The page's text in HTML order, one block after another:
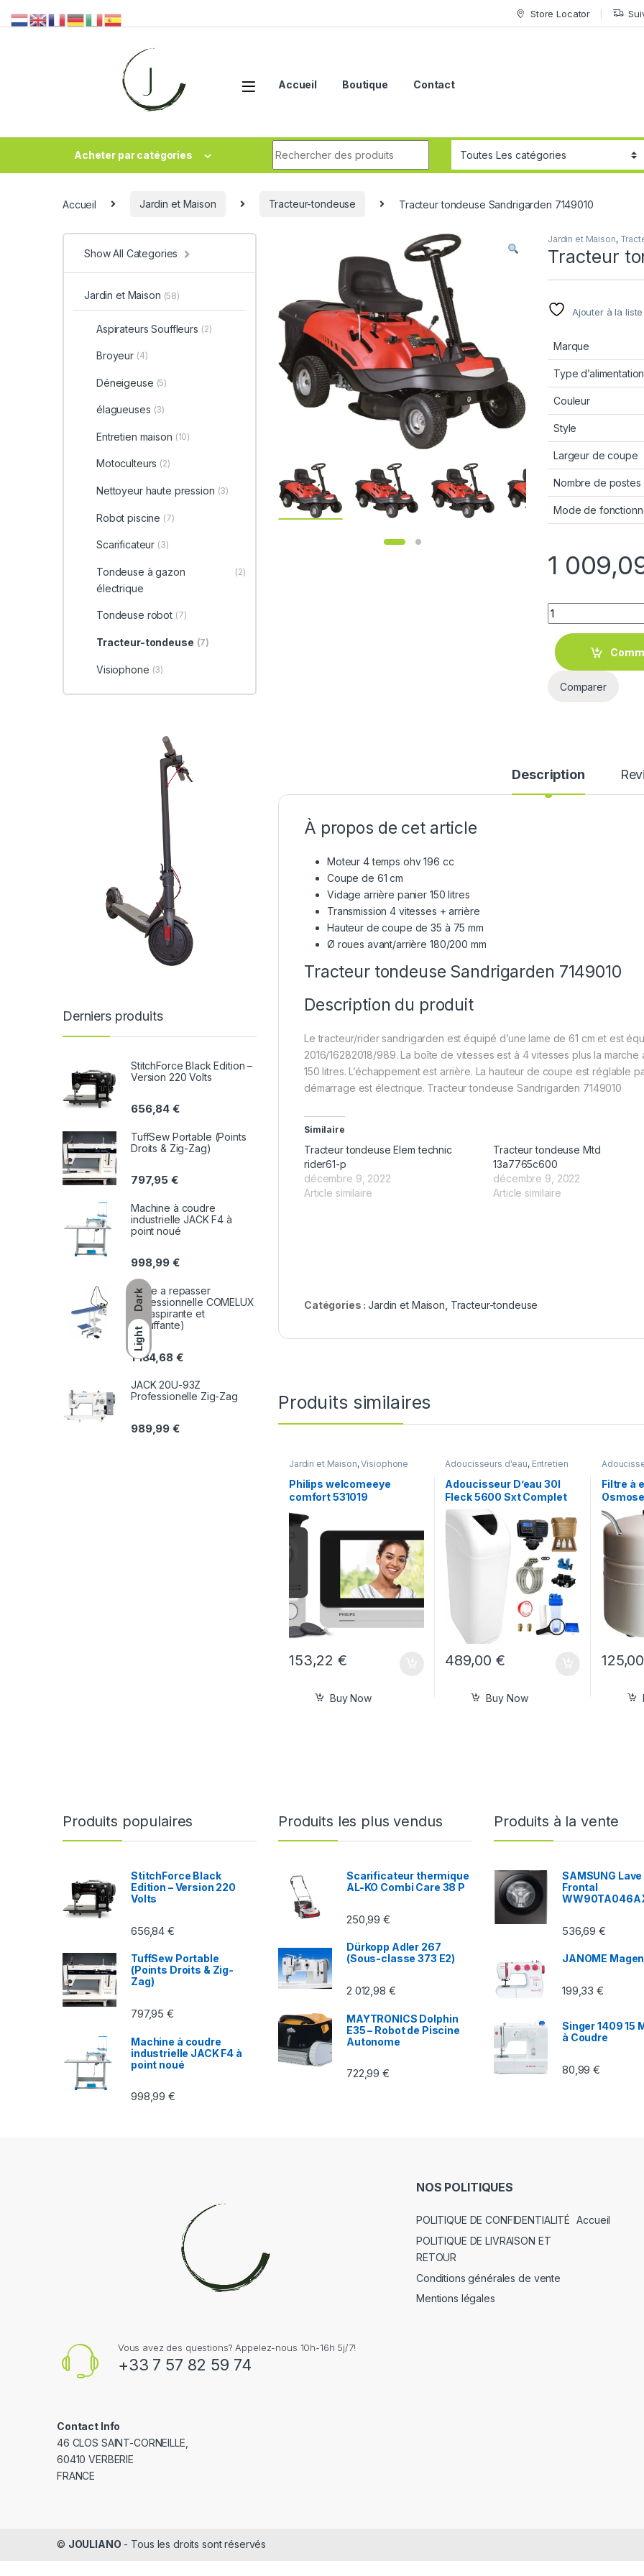
Dark
Light
Store Locator
Accueil Boutique Contact
Acheter par catégories
Accueil Jardin et Maison Tracteur-tondeuse Tracteur tondeuse Sandrigarden 7149010
Jardin et Maison,
Tracteur
Ajouter à la liste
Marque
Type d’alimentation
Couleur
Style
Largeur de coupe
Nombre de postes
Mode de
1
Quantity
Comparer
Description
À propos de cet article
Moteur 4 temps ohv 196 cc
Coupe de 61 cm
Vidage arrière panier 150 litres
Transmission 4 vitesses + arrière
Hauteur de coupe de 35 à 75 mm
Ø roues avant/arrière 180/200 mm
Tracteur tondeuse Sandrigarden 7149010
Description du produit
Le tracteur/rider sandrigarden est équipé d’une lame de 61 cm et est
2016/16282018/989. La boîte de vitesses est à 4 vitesses plus la
150 litres. L’échappement est arrière. La hauteur de coupe est réglable
démarrage est électrique. Tracteur tondeuse Sandrigarden 7149010
Similaire
Tracteur tondeuse Elem technic
rider61-p
décembre 9, 2022
Article similaire
Tracteur tondeuse Mtd
13a7765c600
décembre 9, 2022
Article similaire
Catégories :Jardin et Maison Tracteur-tondeuse
Produits similaires
Jardin et Maison,Visiophone
Philips welcomeeye
comfort 531019
Visiophone
153,22€
Buy Now
Adoucisseurs d'eau, Entretien
Adoucisseur D’eau 30l
Fleck 5600 Sxt Complet
489,00 €
Buy Now
Filtre à
Show All Categories
Jardin et Maison (58)
Aspirateurs Souffleurs (2)
Broyeur (4)
Déneigeuse (5)
élagueuses (3)
Entretien maison (10)
Motoculteurs (2)
Nettoyeur haute pression (3)
Robot piscine (7)
Scarificateur (3)
Tondeuse à gazon
électrique
(2)
Tondeuse robot (7)
Tracteur-tondeuse (7)
Visiophone (3)
Derniers produits
StitchForce Black Edition –
Version 220 Volts
656,84€
TuffSew Portable (Points
Droits & Zig-Zag)
797,95€
Machine à coudre
industrielle JACK F4 à
point noué
998,99€
Table a repasser
professionnelle COMELUX
C5 (aspirante et
chauffante)
1 184,68 €
JACK 20U-93Z
Professionelle Zig-Zag
989,99€
Produits populaires
StitchForce Black
Edition – Version 220
Volts
656,84€
TuffSew Portable
(Points Droits & Zig-
Zag)
797,95€
Machine à coudre
industrielle JACK F4 à
point noué
998,99€
Produits les plus vendus
Scarificateur thermique
AL-KO Combi Care 38 P
250,99€
Dürkopp Adler 267
(Sous-classe 373 E2)
2 012,98 €
MAYTRONICS Dolphin
E35 – Robot de Piscine
Autonome
722,99€
Produits à la vente
SAMSUNG
Frontal
536,69€
JANOME
199,33€
Singer 1409 15
à Coudre
80,99€
Vous avez des questions? Appelez-nous 10h-16h 5j/7!
+33 7 57 82 59 74
Contact Info
46 CLOS SAINT-CORNEILLE,
60410 VERBERIE
FRANCE
NOS POLITIQUES
POLITIQUE DE CONFIDENTIALITÉ
POLITIQUE DE LIVRAISON ET
RETOUR
Conditions générales de vente
Mentions légales
Accueil
© JOULIANO - Tous les droits sont réservés